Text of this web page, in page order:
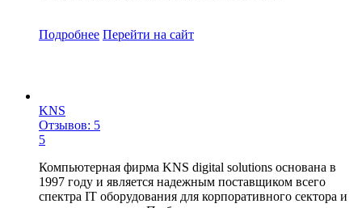
Подробнее Перейти на сайт
KNS
Отзывов: 5
5
Компьютерная фирма KNS digital solutions основана в
1997 году и является надежным поставщиком всего
спектра IT оборудования для корпоративного сектора и